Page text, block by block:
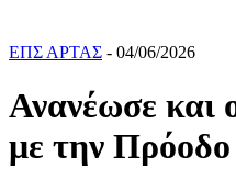
ΕΠΣ ΑΡΤΑΣ - 04/06/2026
Ανανέωσε και
με την